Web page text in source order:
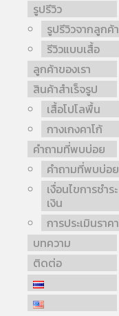
รูปรีวิว
รูปรีวิวจากลูกค้า
รีวิวแบบเสื้อ
ลูกค้าของเรา
สินค้าสำเร็จรูป
เสื้อโปโลพื้น
กางเกงคาโก้
คำถามที่พบบ่อย
คำถามที่พบบ่อย
เงื่อนไขการชำระ
เงิน
การประเมินราคา
บทความ
ติดต่อ